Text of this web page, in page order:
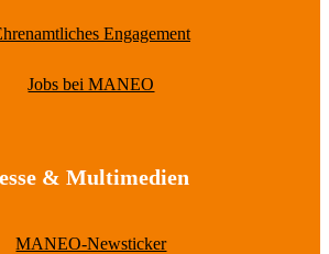
Engagement
Jobs bei MANEO
& Multimedien
MANEO-Newsticker